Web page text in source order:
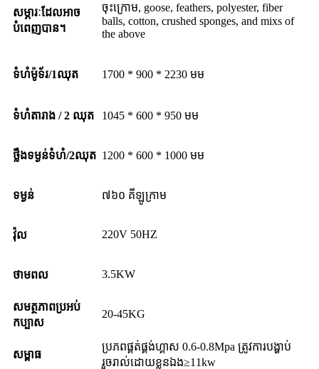
សម្ភារៈដែលអាច
បំពេញបាន។
ចុះក្រោម, goose, feathers, polyester, fiber
balls, cotton, crushed sponges, and mixs of
the above
ទំហំម៉ូទ័រ/1ឈុត 1700 * 900 * 2230 មម
ទំហំតារាង / 2 ឈុត 1045 * 600 * 950 មម
ថ្លឹងទម្ងន់ទំហំ/2ឈុត 1200 * 600 * 1000 មម
ទម្ងន់ ៧៦០ គីឡូក្រាម
វ៉ុល 220V 50HZ
ថាមពល 3.5KW
សមត្ថភាពប្រអប់
កប្បាស
20-45KG
សម្ពាធ
ប្រភពផ្គត់ផ្គង់ហ្គាស 0.6-0.8Mpa ត្រូវការបង្ហាប់
រួចរាល់ដោយខ្លួនឯង≥11kw